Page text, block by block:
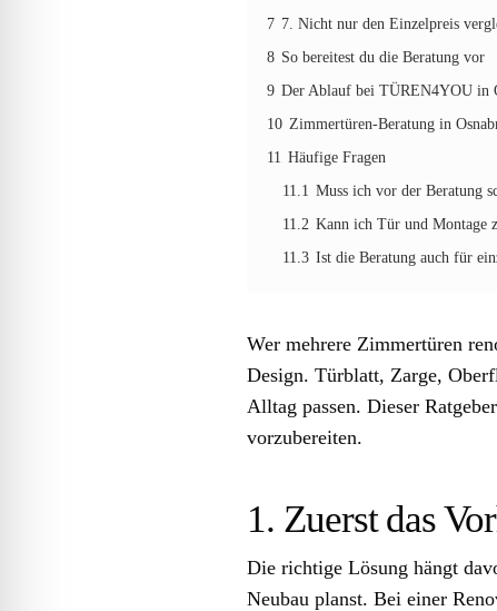
7 7. Nicht nur den Einzelpreis
8 So bereitest du die Beratung vor
9 Der Ablauf bei TÜREN4YOU in
10 Zimmertüren-Beratung in
11 Häufige Fragen
11.1 Muss ich vor der Beratung
11.2 Kann ich Tür und Montage
11.3 Ist die Beratung auch für
Wer mehrere Zimmertüren
Design. Türblatt, Zarge,
Alltag passen. Dieser
vorzubereiten.
1. Zuerst das
Die richtige Lösung hängt
Neubau planst. Bei einer